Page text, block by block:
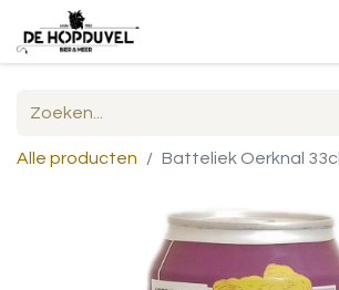
Alle producten Batteliek Oerknal 33cl